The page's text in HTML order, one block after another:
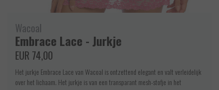
Wacoal
Embrace Lace - Jurkje
EUR 74,00
Het jurkje Embrace Lace van Wacoal is ontzettend elegant en valt verleidelijk
over het lichaam. Het jurkje is van een transparant mesh-stofje in het